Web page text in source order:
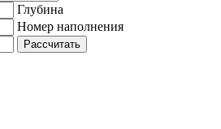
Глубина
Номер наполнения
Рассчитать